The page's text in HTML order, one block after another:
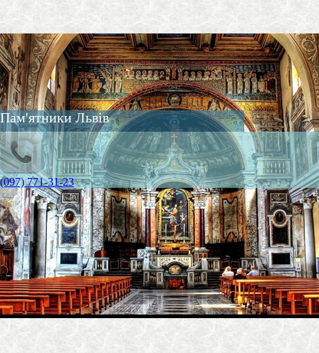
Пам'ятники Львів
(097) 771-31-23